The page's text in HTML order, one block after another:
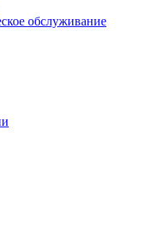
обслуживание